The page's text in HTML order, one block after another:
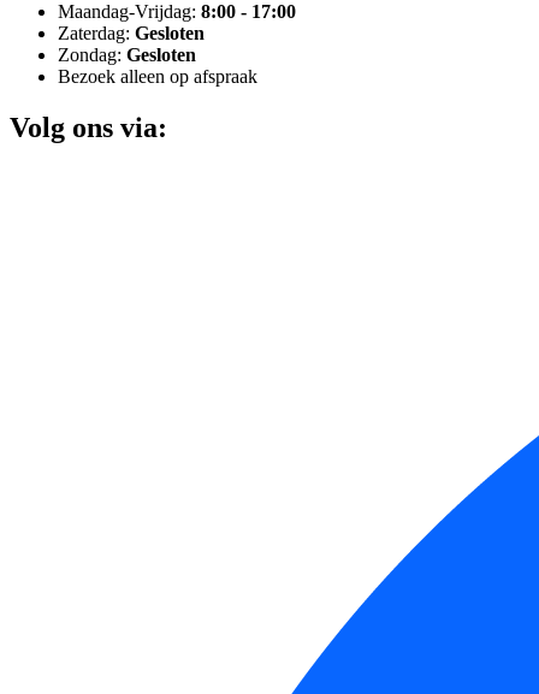
Maandag-Vrijdag: 8:00 - 17:00
Zaterdag: Gesloten
Zondag: Gesloten
Bezoek alleen op afspraak
Volg ons via: